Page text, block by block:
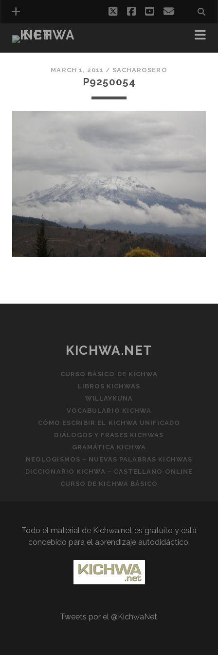
twitterfacebook
youtubecorreo
MARCH 1, 2011 / SACHAROSERO
P9250054
KICHWA.NET
CURSO BÁSICO DE KICHWA
LIBROS KICHWAS
WILLAYKUNA
VOCABULARIO KICHWA
CÓMO ESCRIBIR EL KICHWA UNIFICADO
DIÁLOGOS Y FRASES KICHWAS
GRAMÁTICA KICHWA
NEOLOGISMOS – NUEVAS PALABRAS KICHWAS
DICCIONARIO KICHWA – CASTELLANO ONLINE
CURSO DE KICHWA BÁSICO
Todo el material de Kichwa.net es gratuito y está
concebido para el aprendizaje autodidáctico.
Tweets por el @KichwaNet.